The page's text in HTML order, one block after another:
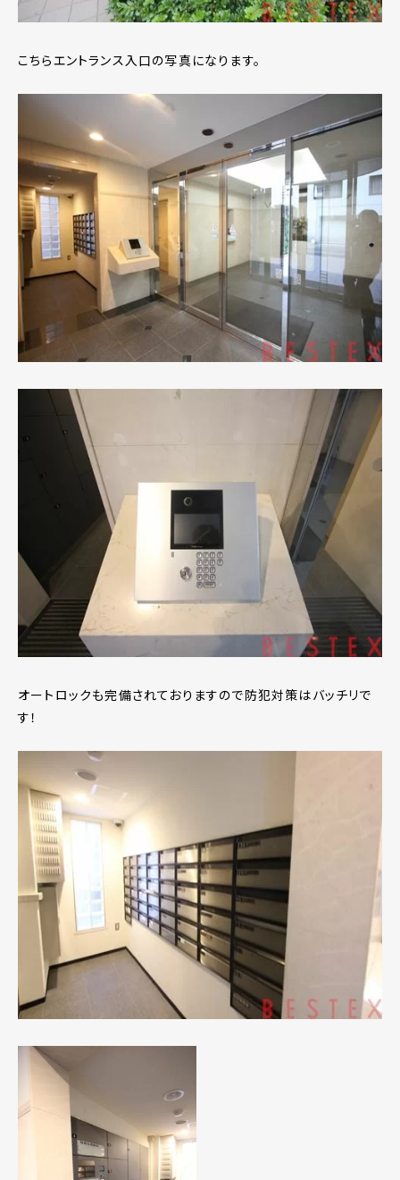
こちらエントランス入口の写真になります。
オートロックも完備されておりますので防犯対策はバッチリで
す！